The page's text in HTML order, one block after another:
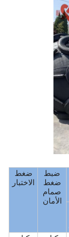
ضبط
ضغط
صمام
الأمان
ضغط
الاختبار